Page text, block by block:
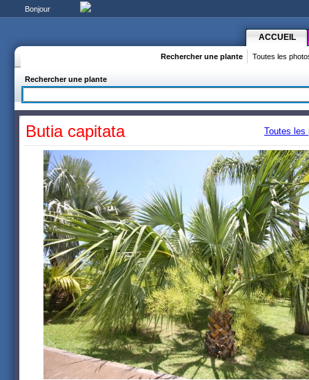
Bonjour
ACCUEIL
Rechercher une plante Toutes les
Rechercher une plante
Butia capitata Toutes les